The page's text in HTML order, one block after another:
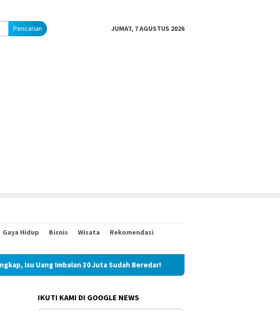
Pencarian JUMAT, 7 AGUSTUS 2026
Gaya Hidup Bisnis Wisata
Rekomendasi
Juta Sudah Beredar! Kasus Saling Lapor Korban Pencurian dan Pelaku,
IKUTI KAMI DI GOOGLE NEWS